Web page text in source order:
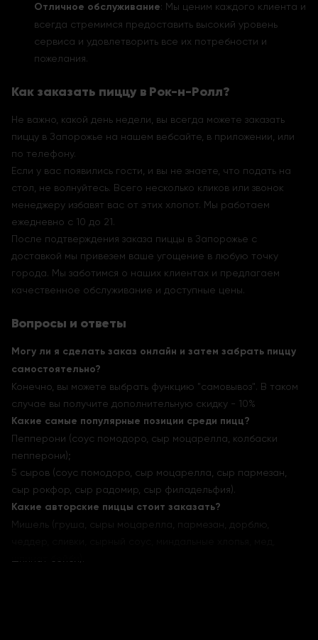
Отличное обслуживание: Мы ценим каждого клиента и
всегда стремимся предоставить высокий уровень
сервиса и удовлетворить все их потребности и
пожелания.
Как заказать пиццу в Рок-н-Ролл?
Не важно, какой день недели, вы всегда можете заказать
пиццу в Запорожье на нашем вебсайте, в приложении, или
по телефону.
Если у вас появились гости, и вы не знаете, что подать на
стол, не волнуйтесь. Всего несколько кликов или звонок
менеджеру избавят вас от этих хлопот. Мы работаем
ежедневно с 10 до 21.
После подтверждения заказа пиццы в Запорожье с
доставкой мы привезем ваше угощение в любую точку
города. Мы заботимся о наших клиентах и предлагаем
качественное обслуживание и доступные цены.
Вопросы и ответы
Могу ли я сделать заказ онлайн и затем забрать пиццу
самостоятельно?
Конечно, вы можете выбрать функцию "самовывоз". В таком
случае вы получите дополнительную скидку - 10%
Какие самые популярные позиции среди пицц?
Пепперони (соус помодоро, сыр моцарелла, колбаски
пепперони);
5 сыров (соус помодоро, сыр моцарелла, сыр пармезан,
сыр рокфор, сыр радомир, сыр филадельфия).
Какие авторские пиццы стоит заказать?
Мишель (груша, сыры моцарелла, пармезан, дорблю,
шпинат бейби).